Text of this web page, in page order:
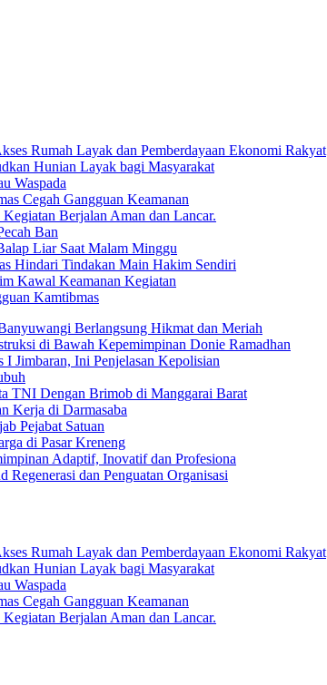
Rumah Layak dan Pemberdayaan Ekonomi Rakyat
Hunian Layak bagi Masyarakat
Waspada
Cegah Gangguan Keamanan
Berjalan Aman dan Lancar.
Ban
Liar Saat Malam Minggu
Hindari Tindakan Main Hakim Sendiri
Kawal Keamanan Kegiatan
Kamtibmas
Berlangsung Hikmat dan Meriah
di Bawah Kepemimpinan Donie Ramadhan
Jimbaran, Ini Penjelasan Kepolisian
TNI Dengan Brimob di Manggarai Barat
Kerja di Darmasaba
Pejabat Satuan
di Pasar Kreneng
Adaptif, Inovatif dan Profesiona
dan Penguatan Organisasi
Rumah Layak dan Pemberdayaan Ekonomi Rakyat
Hunian Layak bagi Masyarakat
Waspada
Cegah Gangguan Keamanan
Berjalan Aman dan Lancar.